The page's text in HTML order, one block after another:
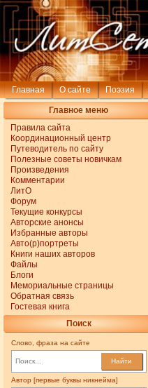
Главная О сайте Поэзия
Главное меню
Правила сайта
Координационный центр
Путеводитель по сайту
Полезные советы новичкам
Произведения
Комментарии
ЛитО
Форум
Текущие конкурсы
Авторские анонсы
Избранные авторы
Авто(р)портреты
Книги наших авторов
Файлы
Блоги
Мемориальные страницы
Обратная связь
Гостевая книга
Поиск
Слово, фраза на сайте
Найти
Автор [первые буквы никнейма]